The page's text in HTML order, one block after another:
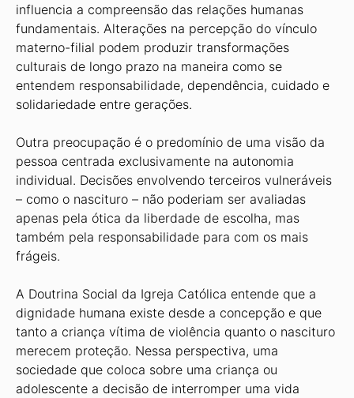
influencia a compreensão das relações humanas
fundamentais. Alterações na percepção do vínculo
materno-filial podem produzir transformações
culturais de longo prazo na maneira como se
entendem responsabilidade, dependência, cuidado e
solidariedade entre gerações.
Outra preocupação é o predomínio de uma visão da
pessoa centrada exclusivamente na autonomia
individual. Decisões envolvendo terceiros vulneráveis
– como o nascituro – não poderiam ser avaliadas
apenas pela ótica da liberdade de escolha, mas
também pela responsabilidade para com os mais
frágeis.
A Doutrina Social da Igreja Católica entende que a
dignidade humana existe desde a concepção e que
tanto a criança vítima de violência quanto o nascituro
merecem proteção. Nessa perspectiva, uma
sociedade que coloca sobre uma criança ou
adolescente a decisão de interromper uma vida